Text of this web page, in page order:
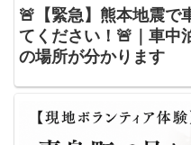
🚨【緊急】熊本地震で
てください！🚨｜車中
の場所が分かります